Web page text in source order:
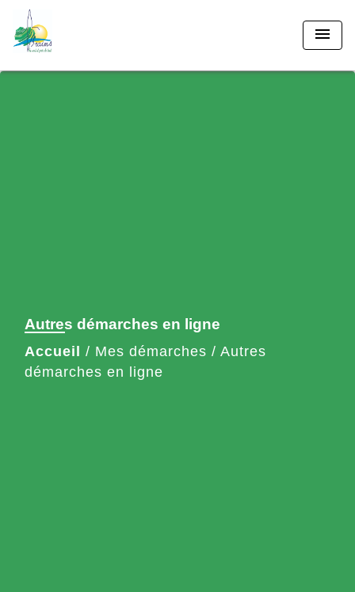
menu
Autres démarches en ligne
Accueil / Mes démarches / Autres
démarches en ligne